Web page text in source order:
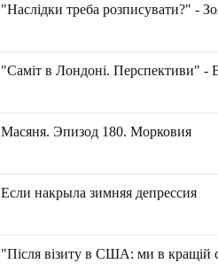
"Наслідки треба розписувати?" -
"Саміт в Лондоні. Перспективи" -
Масяня. Эпизод 180. Морковия
Если накрыла зимняя депрессия
"Після візиту в США: ми в кращій